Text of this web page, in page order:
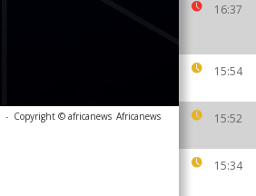
16:37
15:54
15:52
15:34
- Copyright © africanews Africanews